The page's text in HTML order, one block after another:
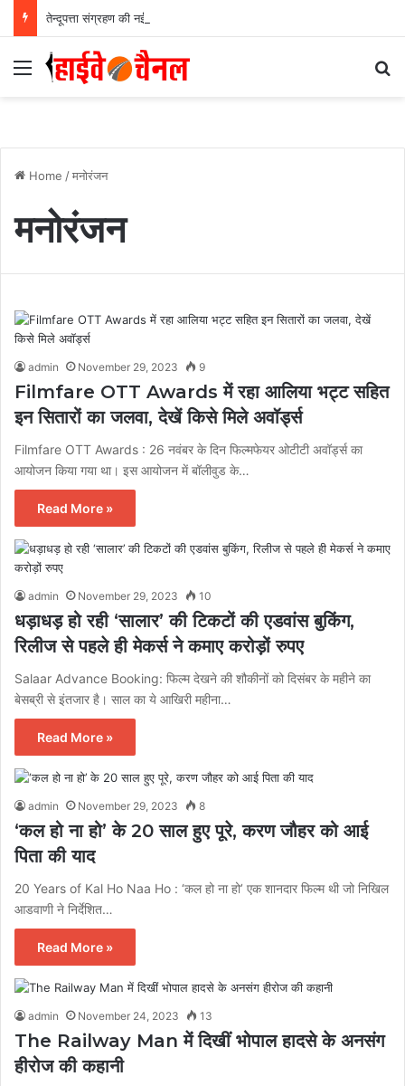
Menu
Home /मनोरंजन
मनोरंजन
admin November 29, 2023 9
Filmfare OTT Awards में रहा आलिया भट्ट सहित
इन सितारों का जलवा, देखें किसे मिले अवॉर्ड्स
Filmfare OTT Awards : 26 नवंबर के दिन फिल्मफेयर ओटीटी अवॉर्ड्स का
आयोजन किया गया था। इस आयोजन में बॉलीवुड के…
Read More »
admin November 29, 2023 10
धड़ाधड़ हो रही ‘सालार’ की टिकटों की एडवांस बुकिंग,
रिलीज से पहले ही मेकर्स ने कमाए करोड़ों रुपए
Salaar Advance Booking: फिल्म देखने की शौकीनों को दिसंबर के महीने का
बेसब्री से इंतजार है। साल का ये आखिरी महीना…
Read More »
admin November 29, 2023 8
‘कल हो ना हो’ के 20 साल हुए पूरे, करण जौहर को आई
पिता की याद
20 Years of Kal Ho Naa Ho : ‘कल हो ना हो’ एक शानदार फिल्म थी जो निखिल
आडवाणी ने निर्देशित…
Read More »
admin November 24, 2023 13
The Railway Man में दिखीं भोपाल हादसे के अनसंग
हीरोज की कहानी